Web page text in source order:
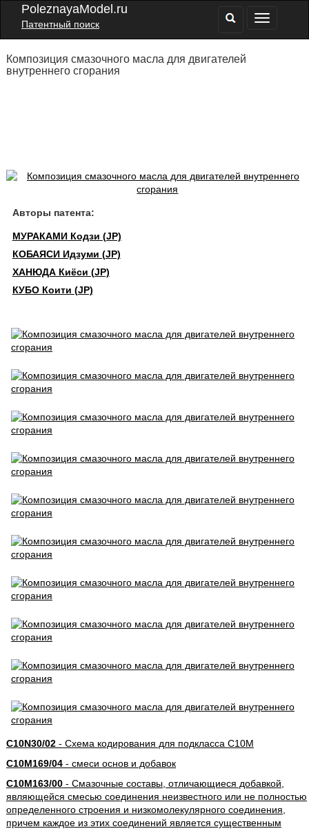
PoleznayaModel.ru
Патентный поиск
Композиция смазочного масла для двигателей
внутреннего сгорания
Авторы патента:
МУРАКАМИ Кодзи (JP)
КОБАЯСИ Идзуми (JP)
ХАНЮДА Киёси (JP)
КУБО Коити (JP)
C10N30/02- Схема кодирования для подкласса C10M
C10M169/04- смеси основ и добавок
C10M163/00- Смазочные составы, отличающиеся добавкой,
являющейся смесью соединения неизвестного или не полностью
определенного строения и низкомолекулярного соединения,
причем каждое из этих соединений является существенным